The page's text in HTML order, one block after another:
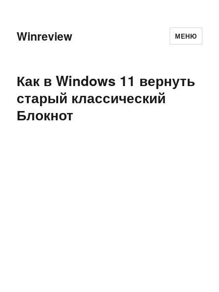
Winreview МЕНЮ
Как в Windows 11 вернуть
старый классический
Блокнот